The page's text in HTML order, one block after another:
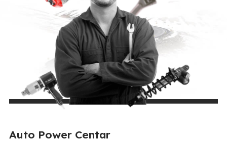
Auto Power Centar